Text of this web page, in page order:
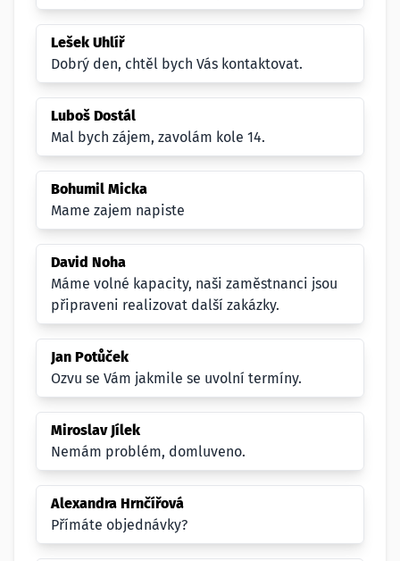
Lešek Uhlíř
Dobrý den, chtěl bych Vás kontaktovat.
Luboš Dostál
Mal bych zájem, zavolám kole 14.
Bohumil Micka
Mame zajem napiste
David Noha
Máme volné kapacity, naši zaměstnanci jsou
připraveni realizovat další zakázky.
Jan Potůček
Ozvu se Vám jakmile se uvolní termíny.
Miroslav Jílek
Nemám problém, domluveno.
Alexandra Hrnčířová
Přímáte objednávky?